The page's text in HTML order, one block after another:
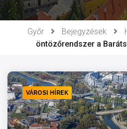
Győr Bejegyzések
öntözőrendszer a
VÁROSI HÍREK